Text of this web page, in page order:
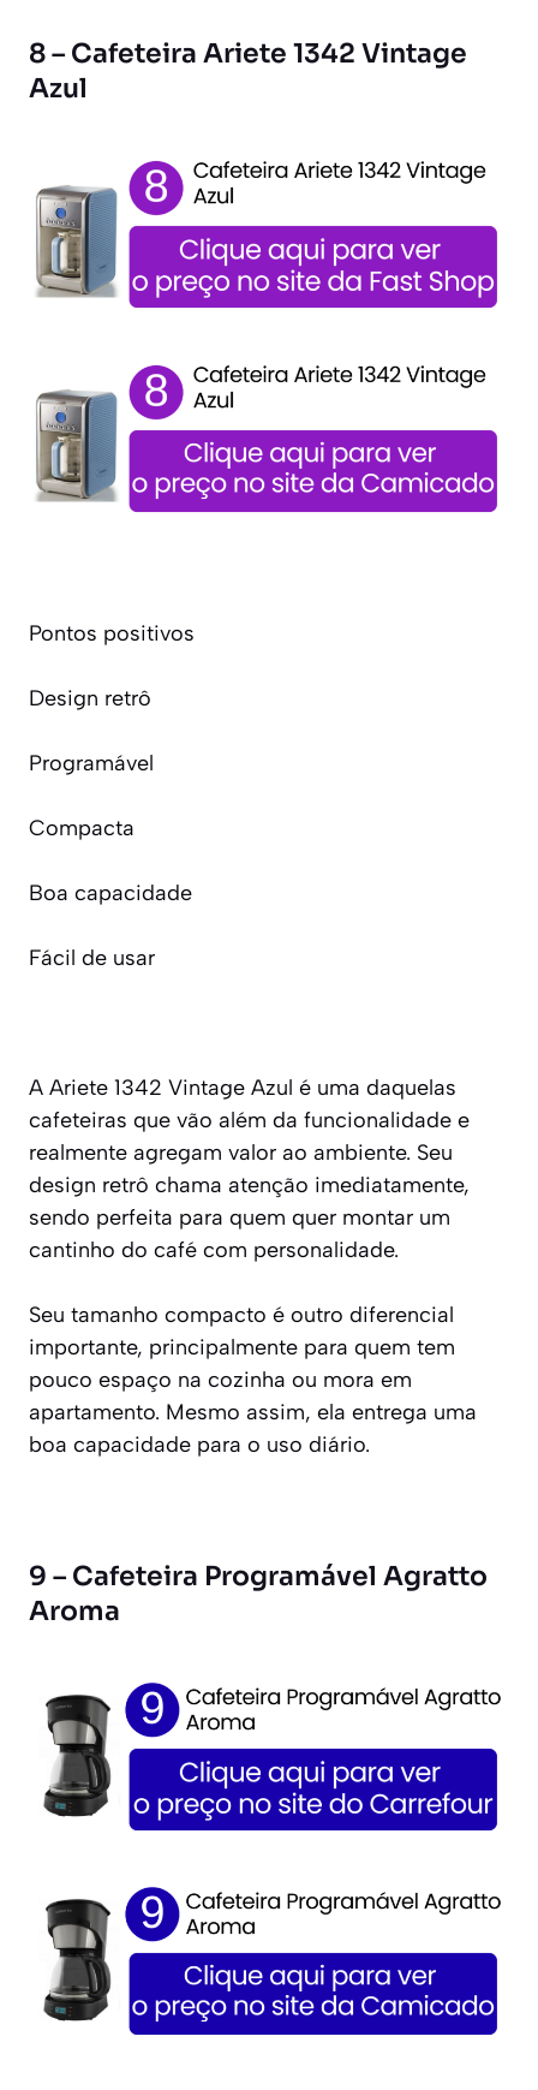
8 – Cafeteira Ariete 1342 Vintage
Azul
Pontos positivos
Design retrô
Programável
Compacta
Boa capacidade
Fácil de usar
A Ariete 1342 Vintage Azul é uma daquelas
cafeteiras que vão além da funcionalidade e
realmente agregam valor ao ambiente. Seu
design retrô chama atenção imediatamente,
sendo perfeita para quem quer montar um
cantinho do café com personalidade.
Seu tamanho compacto é outro diferencial
importante, principalmente para quem tem
pouco espaço na cozinha ou mora em
apartamento. Mesmo assim, ela entrega uma
boa capacidade para o uso diário.
9 – Cafeteira Programável Agratto
Aroma